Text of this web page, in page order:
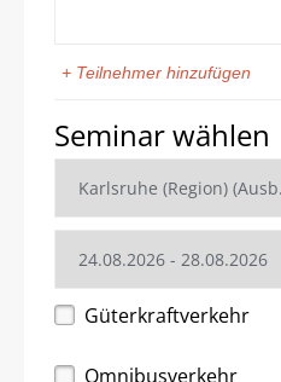
+ Teilnehmer hinzufügen
Seminar wählen
Güterkraftverkehr
Omnibusverkehr